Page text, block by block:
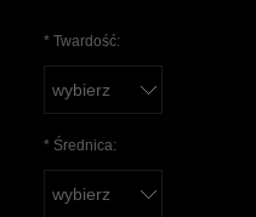
* Twardość:
* Średnica: